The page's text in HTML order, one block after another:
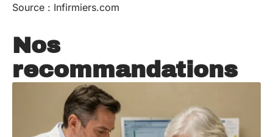
Source : Infirmiers.com
Nos
recommandations